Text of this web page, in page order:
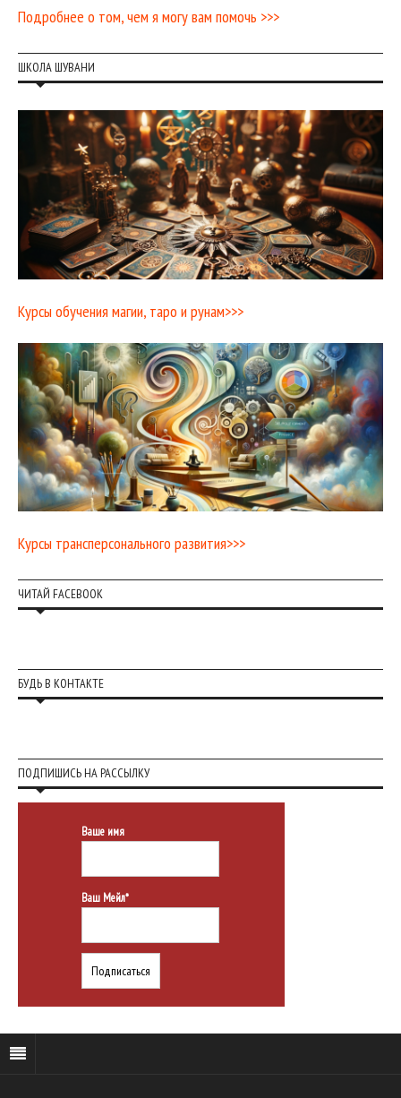
Подробнее о том, чем я могу вам помочь >>>
ШКОЛА ШУВАНИ
Курсы обучения магии, таро и рунам>>>
Курсы трансперсонального развития>>>
ЧИТАЙ FACEBOOK
БУДЬ В КОНТАКТЕ
ПОДПИШИСЬ НА РАССЫЛКУ
Ваше имя
Ваш Мейл*